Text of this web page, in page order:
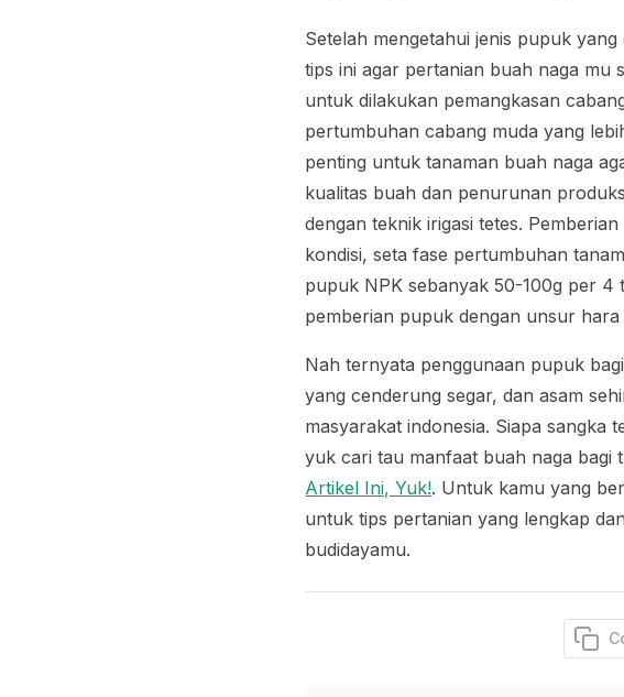
Setelah mengetahui jenis pupuk
tips ini agar pertanian buah naga mu
untuk dilakukan pemangkasan
pertumbuhan cabang muda yang
penting untuk tanaman buah naga
kualitas buah dan penurunan
dengan teknik irigasi tetes.
kondisi, seta fase pertumbuhan
pupuk NPK sebanyak 50-100g per 4
pemberian pupuk dengan unsur
Nah ternyata penggunaan pupuk
yang cenderung segar, dan asam
masyarakat indonesia. Siapa sangka
yuk cari tau manfaat buah naga bagi
Artikel Ini, Yuk!. Untuk kamu yang
untuk tips pertanian yang lengkap
budidayamu.